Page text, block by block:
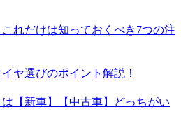
れだけは知っておくべき7つの注
ヤ選びのポイント解説！
【新車】【中古車】どっちがい